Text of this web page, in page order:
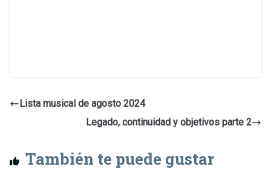
Lista musical de agosto 2024
Legado, continuidad y objetivos parte 2
También te puede gustar